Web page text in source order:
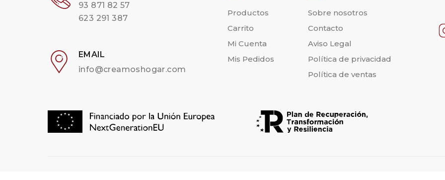
93 871 82 57
623 291 387
EMAIL
info@creamoshogar.com
Productos
Carrito
Mi Cuenta
Mis Pedidos
Sobre nosotros
Contacto
Aviso Legal
Política de privacidad
Política de ventas